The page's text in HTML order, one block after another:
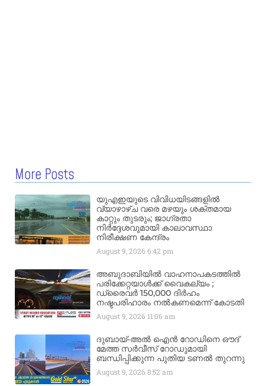
More Posts
യുഎഇയുടെ വിവിധയിടങ്ങളിൽ
വ്യാഴാഴ്ച വരെ മഴയും ശക്തമായ
കാറ്റും തുടരും; ജാഗ്രതാ
നിർദ്ദേശവുമായി കാലാവസ്ഥാ
നിരീക്ഷണ കേന്ദ്രം
August 9, 20266:42 pm
അബുദാബിയിൽ വാഹനാപകടത്തിൽ
പരിക്കേറ്റയാൾക്ക് വൈകല്യം ;
ഡ്രൈവർ 150,000 ദിർഹം
നഷ്ടപരിഹാരം നൽകണമെന്ന് കോടതി
August 9, 2026 11:06 am
ദുബായ്-അൽ ഐൻ റോഡിനെ ഔദ്
മേത്ത സർവീസ് റോഡുമായി
ബന്ധിപ്പിക്കുന്ന പുതിയ ടണൽ തുറന്നു
August 9, 20268:52 am